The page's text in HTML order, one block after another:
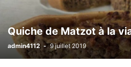
Quiche de Matzot à la
admin4112 - 9 juillet 2019